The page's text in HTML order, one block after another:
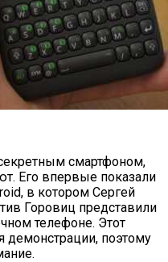
смартфоном,
Его впервые показали
в котором Сергей
Горовиц представили
телефоне. Этот
демонстрации, поэтому